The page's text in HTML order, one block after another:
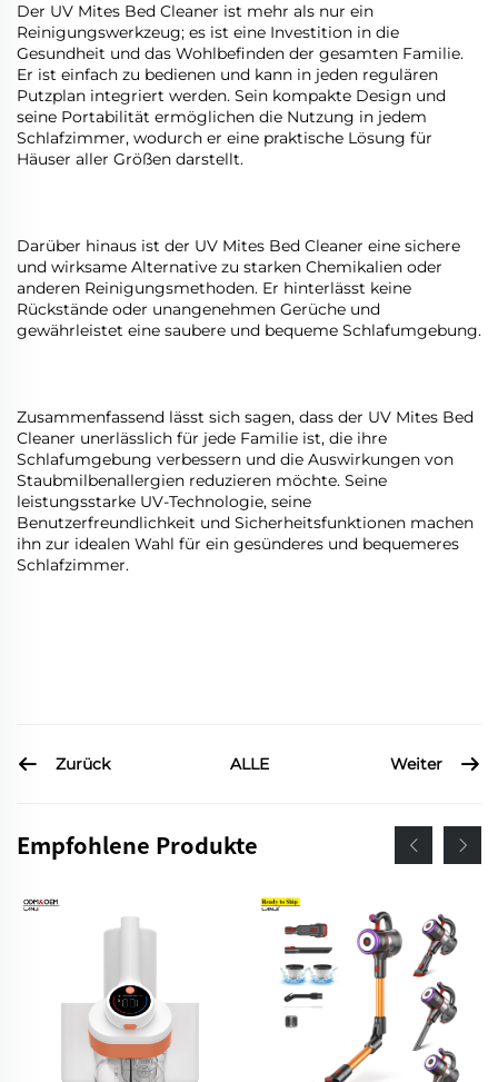
Der UV Mites Bed Cleaner ist mehr als nur ein
Reinigungswerkzeug; es ist eine Investition in die
Gesundheit und das Wohlbefinden der gesamten Familie.
Er ist einfach zu bedienen und kann in jeden regulären
Putzplan integriert werden. Sein kompakte Design und
seine Portabilität ermöglichen die Nutzung in jedem
Schlafzimmer, wodurch er eine praktische Lösung für
Häuser aller Größen darstellt.
Darüber hinaus ist der UV Mites Bed Cleaner eine sichere
und wirksame Alternative zu starken Chemikalien oder
anderen Reinigungsmethoden. Er hinterlässt keine
Rückstände oder unangenehmen Gerüche und
gewährleistet eine saubere und bequeme Schlafumgebung.
Zusammenfassend lässt sich sagen, dass der UV Mites Bed
Cleaner unerlässlich für jede Familie ist, die ihre
Schlafumgebung verbessern und die Auswirkungen von
Staubmilbenallergien reduzieren möchte. Seine
leistungsstarke UV-Technologie, seine
Benutzerfreundlichkeit und Sicherheitsfunktionen machen
ihn zur idealen Wahl für ein gesünderes und bequemeres
Schlafzimmer.
Zurück ALLE Weiter
Empfohlene Produkte